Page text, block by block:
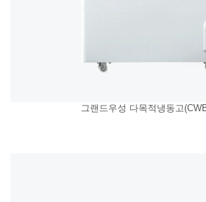
그랜드우성 다목적냉동고